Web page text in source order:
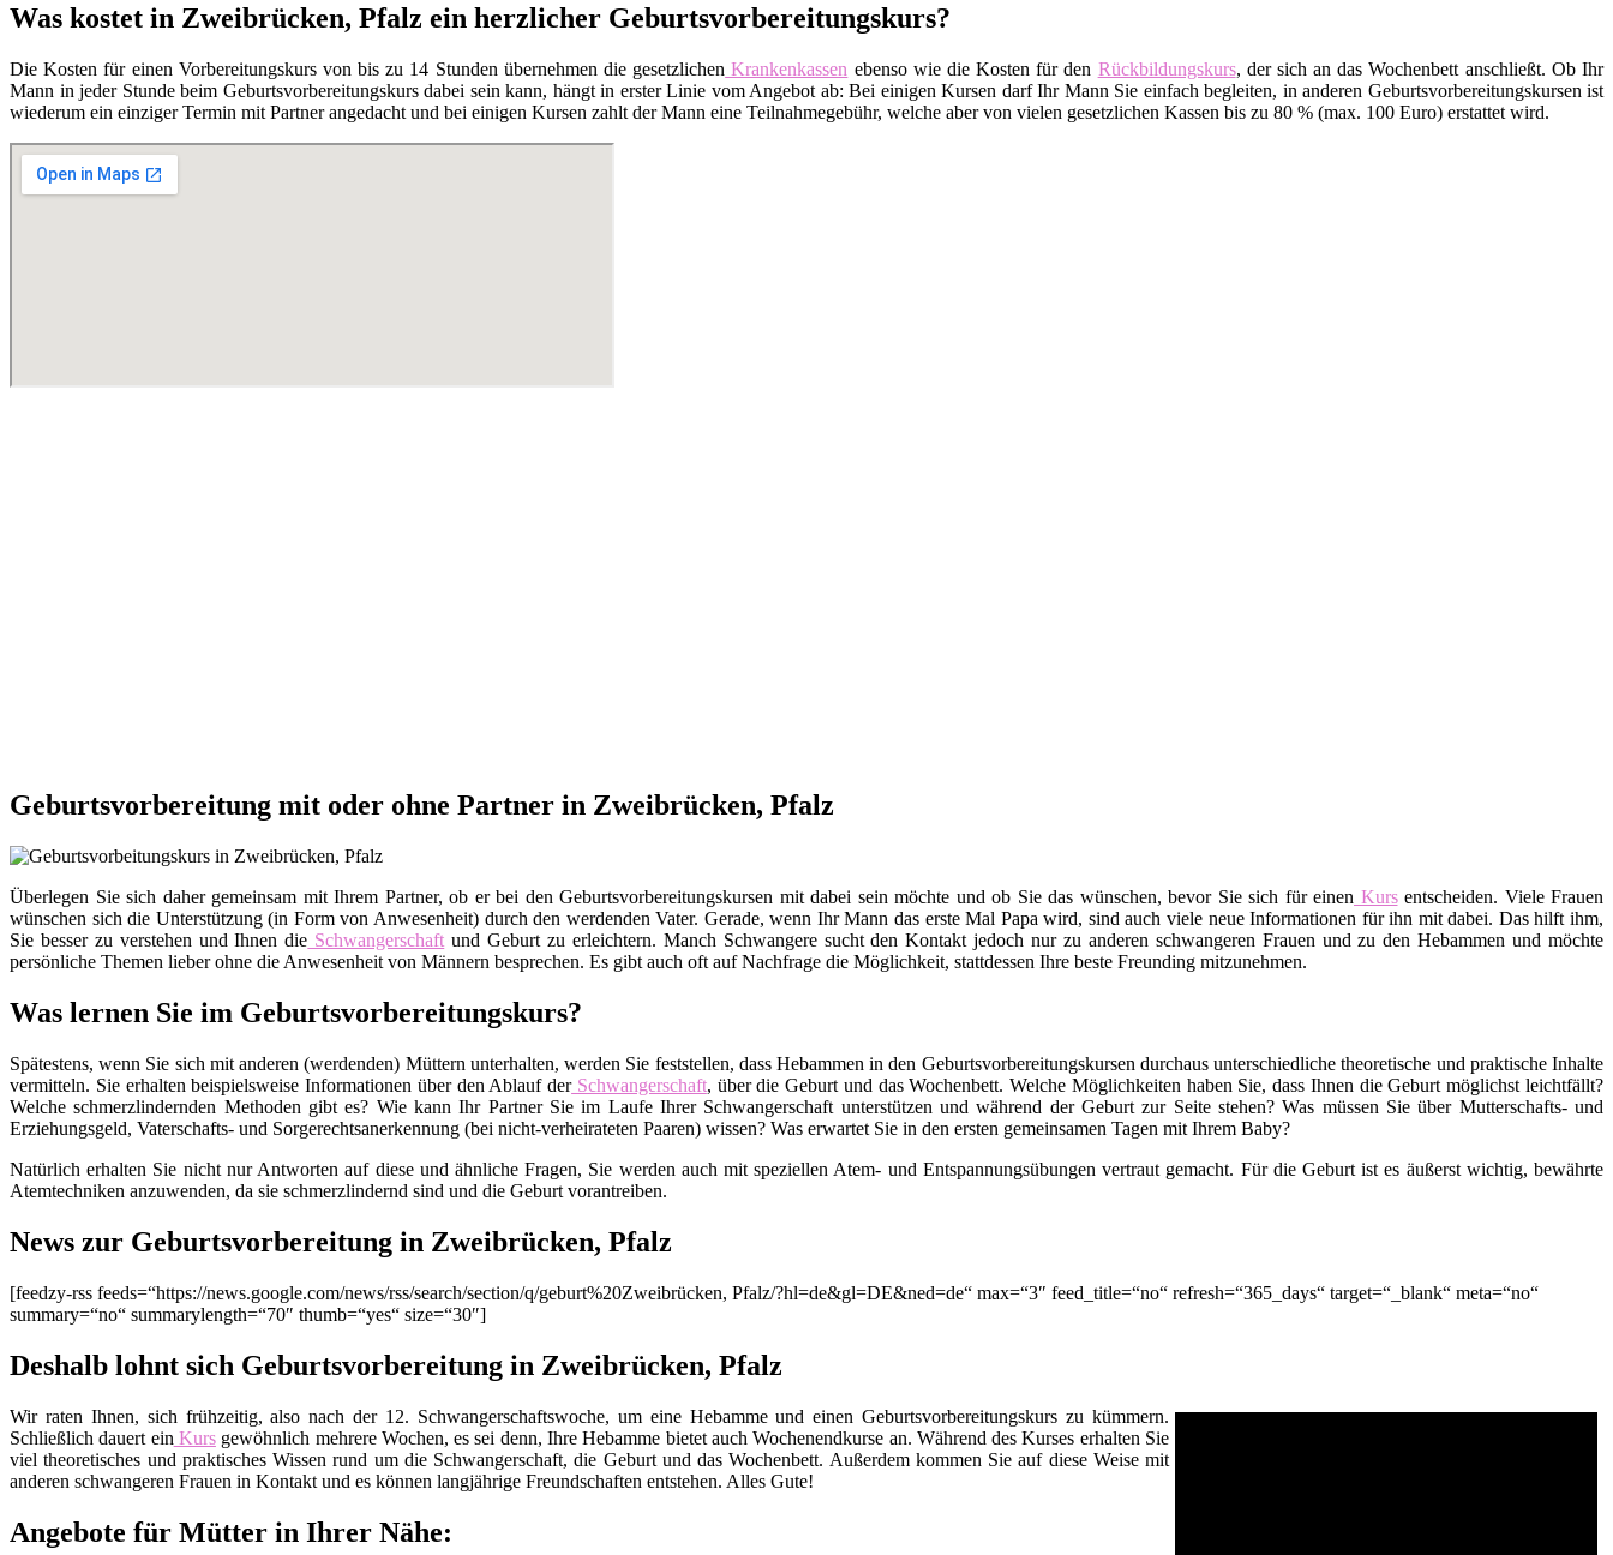
Was kostet in Zweibrücken, Pfalz ein herzlicher Geburtsvorbereitungskurs?
Die Kosten für einen Vorbereitungskurs von bis zu 14 Stunden übernehmen die gesetzlichen Krankenkassen ebenso wie die Kosten für den Rückbildungskurs, der sich an das Wochenbett anschließt. Ob Ihr
Mann in jeder Stunde beim Geburtsvorbereitungskurs dabei sein kann, hängt in erster Linie vom Angebot ab: Bei einigen Kursen darf Ihr Mann Sie einfach begleiten, in anderen Geburtsvorbereitungskursen ist
wiederum ein einziger Termin mit Partner angedacht und bei einigen Kursen zahlt der Mann eine Teilnahmegebühr, welche aber von vielen gesetzlichen Kassen bis zu 80 % (max. 100 Euro) erstattet wird.
Geburtsvorbereitung mit oder ohne Partner in Zweibrücken, Pfalz
Überlegen Sie sich daher gemeinsam mit Ihrem Partner, ob er bei den Geburtsvorbereitungskursen mit dabei sein möchte und ob Sie das wünschen, bevor Sie sich für einen Kursentscheiden. Viele Frauen
wünschen sich die Unterstützung (in Form von Anwesenheit) durch den werdenden Vater. Gerade, wenn Ihr Mann das erste Mal Papa wird, sind auch viele neue Informationen für ihn mit dabei. Das hilft ihm,
Sie besser zu verstehen und Ihnen die Schwangerschaft und Geburt zu erleichtern. Manch Schwangere sucht den Kontakt jedoch nur zu anderen schwangeren Frauen und zu den Hebammen und möchte
persönliche Themen lieber ohne die Anwesenheit von Männern besprechen. Es gibt auch oft auf Nachfrage die Möglichkeit, stattdessen Ihre beste Freunding mitzunehmen.
Was lernen Sie im Geburtsvorbereitungskurs?
Spätestens, wenn Sie sich mit anderen (werdenden) Müttern unterhalten, werden Sie feststellen, dass Hebammen in den Geburtsvorbereitungskursen durchaus unterschiedliche theoretische und praktische Inhalte
vermitteln. Sie erhalten beispielsweise Informationen über den Ablauf derSchwangerschaft, über die Geburt und das Wochenbett. Welche Möglichkeiten haben Sie, dass Ihnen die Geburt möglichst leichtfällt?
Welche schmerzlindernden Methoden gibt es? Wie kann Ihr Partner Sie im Laufe Ihrer Schwangerschaft unterstützen und während der Geburt zur Seite stehen? Was müssen Sie über Mutterschafts- und
Erziehungsgeld, Vaterschafts- und Sorgerechtsanerkennung (bei nicht-verheirateten Paaren) wissen? Was erwartet Sie in den ersten gemeinsamen Tagen mit Ihrem Baby?
Natürlich erhalten Sie nicht nur Antworten auf diese und ähnliche Fragen, Sie werden auch mit speziellen Atem- und Entspannungsübungen vertraut gemacht. Für die Geburt ist es äußerst wichtig, bewährte
Atemtechniken anzuwenden, da sie schmerzlindernd sind und die Geburt vorantreiben.
News zur Geburtsvorbereitung in Zweibrücken, Pfalz
[feedzy-rss feeds=“https://news.google.com/news/rss/search/section/q/geburt%20Zweibrücken, Pfalz/?hl=de&gl=DE&ned=de“ max=“3″ feed_title=“no“ refresh=“365_days“ target=“_blank“ meta=“no“
summary=“no“ summarylength=“70″ thumb=“yes“ size=“30″]
Deshalb lohnt sich Geburtsvorbereitung in Zweibrücken, Pfalz
Wir raten Ihnen, sich frühzeitig, also nach der 12. Schwangerschaftswoche, um eine Hebamme und einen Geburtsvorbereitungskurs zu kümmern.
Schließlich dauert ein Kursgewöhnlich mehrere Wochen, es sei denn, Ihre Hebamme bietet auch Wochenendkurse an. Während des Kurses erhalten Sie
viel theoretisches und praktisches Wissen rund um die Schwangerschaft, die Geburt und das Wochenbett. Außerdem kommen Sie auf diese Weise mit
anderen schwangeren Frauen in Kontakt und es können langjährige Freundschaften entstehen. Alles Gute!
Angebote für Mütter in Ihrer Nähe: